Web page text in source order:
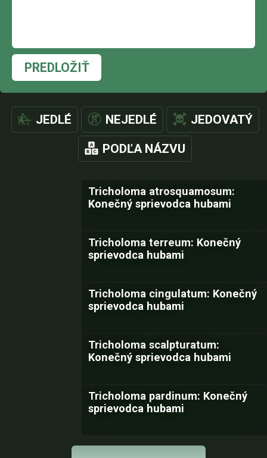
PREDLOŽIŤ
JEDLÉ NEJEDLÉ JEDOVATÝ
PODĽA NÁZVU
Tricholoma atrosquamosum:
Konečný sprievodca hubami
Tricholoma terreum: Konečný
sprievodca hubami
Tricholoma cingulatum: Konečný
sprievodca hubami
Tricholoma scalpturatum:
Konečný sprievodca hubami
Tricholoma pardinum: Konečný
sprievodca hubami